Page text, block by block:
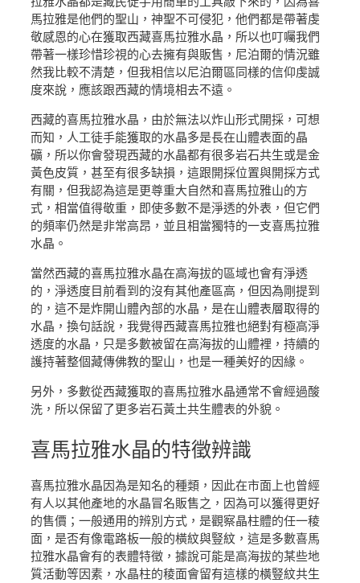
馬拉雅是他們的聖山，神聖不可侵犯，他們都是帶著虔
敬感恩的心在獲取西藏喜馬拉雅水晶，所以也叮囑我們
帶著一樣珍惜珍視的心去擁有與販售，尼泊爾的情況雖
然我比較不清楚，但我相信以尼泊爾區同樣的信仰虔誠
度來說，應該跟西藏的情境相去不遠。
西藏的喜馬拉雅水晶，由於無法以炸山形式開採，可想
而知，人工徒手能獲取的水晶多是長在山體表面的晶
礦，所以你會發現西藏的水晶都有很多岩石共生或是金
黃色皮質，甚至有很多缺損，這跟開採位置與開採方式
有關，但我認為這是更尊重大自然和喜馬拉雅山的方
式，相當值得敬重，即使多數不是淨透的外表，但它們
的頻率仍然是非常高昂，並且相當獨特的一支喜馬拉雅
水晶。
當然西藏的喜馬拉雅水晶在高海拔的區域也會有淨透
的，淨透度目前看到的沒有其他產區高，但因為剛提到
的，這不是炸開山體內部的水晶，是在山體表層取得的
水晶，換句話說，我覺得西藏喜馬拉雅也絕對有極高淨
透度的水晶，只是多數被留在高海拔的山體裡，持續的
護持著整個藏傳佛教的聖山，也是一種美好的因緣。
另外，多數從西藏獲取的喜馬拉雅水晶通常不會經過酸
洗，所以保留了更多岩石黃土共生體表的外貌。
喜馬拉雅水晶的特徵辨識
喜馬拉雅水晶因為是知名的種類，因此在市面上也曾經
有人以其他產地的水晶冒名販售之，因為可以獲得更好
的售價；一般通用的辨別方式，是觀察晶柱體的任一稜
面，是否有像電路板一般的橫紋與豎紋，這是多數喜馬
拉雅水晶會有的表體特徵，據說可能是高海拔的某些地
質活動等因素，水晶柱的稜面會留有這樣的橫豎紋共生